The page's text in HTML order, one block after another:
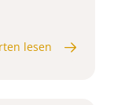
lesen